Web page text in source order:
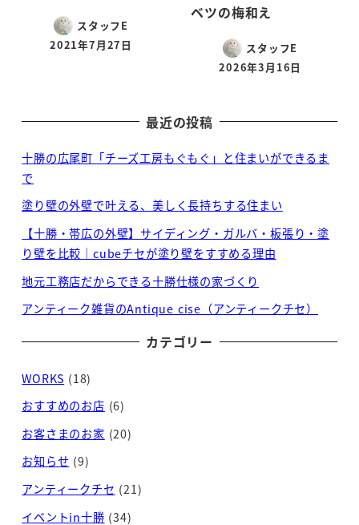
スタッフE
投稿日
2021年7月27日
ベツの梅和え
スタッフE
投稿日
2026年3月16日
最近の投稿
十勝の広尾町「チーズ工房もぐもぐ」と住まいができるま
で
塗り壁の外壁で叶える、美しく長持ちする住まい
【十勝・帯広の外壁】サイディング・ガルバ・板張り・塗
り壁を比較｜cubeチセが塗り壁をすすめる理由
地元工務店だからできる十勝仕様の家づくり
アンティーク雑貨のAntique cise（アンティークチセ）
カテゴリー
WORKS (18)
おすすめのお店 (6)
お客さまのお家 (20)
お知らせ (9)
アンティークチセ (21)
イベントin十勝 (34)